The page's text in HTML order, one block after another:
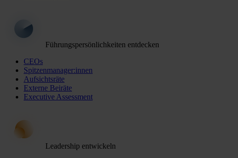
Führungspersönlichkeiten entdecken
CEOs
Spitzenmanager:innen
Aufsichtsräte
Externe Beiräte
Executive Assessment
Leadership entwickeln